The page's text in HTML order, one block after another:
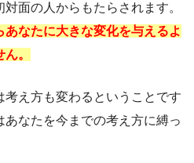
面の人からもたらされます。
なたに大きな変化を与えるよ
。
考え方も変わるということです
なたを今までの考え方に縛っ